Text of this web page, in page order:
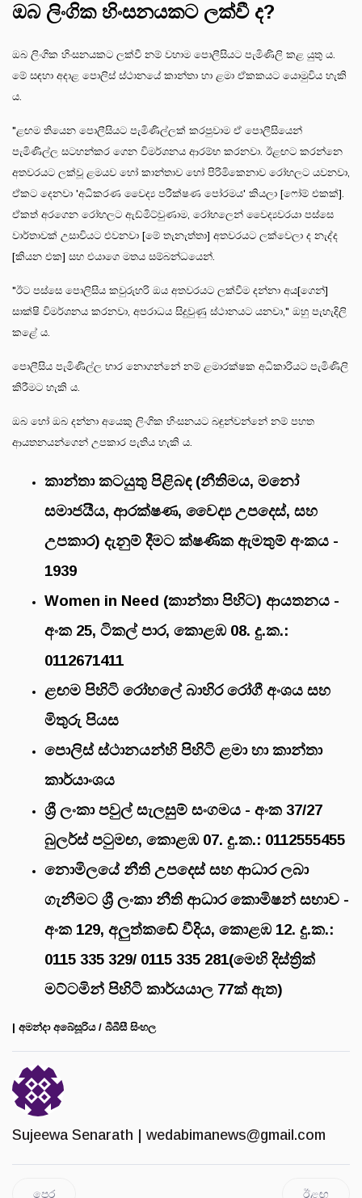
ඔබ ලිංගික හිංසනයකට ලක්වී ද?
ඔබ ලිංගික හිංසනයකට ලක්වී නම් වහාම පොලීසියට පැමිණිලි කළ යුතු ය.
මේ සඳහා අදාළ පොලිස් ස්ථානයේ කාන්තා හා ළමා ඒකකයට යොමුවිය හැකි
ය.
"ළඟම තියෙන පොලීසියට පැමිණිල්ලක් කරපුවාම ඒ පොලීසියෙන්
පැමිණිල්ල සටහන්කර ගෙන විමර්ශනය ආරම්භ කරනවා. ඊළඟට කරන්නෙ
අතවරයට ලක්වූ ළමයව හෝ කාන්තාව හෝ පිරිමිකෙනාව රෝහලට යවනවා,
ඒකට දෙනවා 'අධිකරණ වෛද්‍ය පරීක්ෂණ පෝරමය' කියලා [ෆෝම් එකක්].
ඒකත් අරගෙන රෝහලට ඇඩ්මිට්වුණාම, රෝහලෙන් වෛද්‍යවරයා පස්සෙ
වාර්තාවක් උසාවියට එවනවා [මේ තැනැත්තා] අතවරයට ලක්වෙලා ද නැද්ද
[කියන එක] සහ එයාගෙ මතය සම්බන්ධයෙන්.
"ඊට පස්සෙ පොලිසිය කවුරුහරි ඔය අතවරයට ලක්වීම දන්නා අය[ගෙන්]
සාක්ෂි විමර්ශනය කරනවා, අපරාධය සිදුවුණු ස්ථානයට යනවා," ඔහු පැහැදිලි
කළේ ය.
පොලීසිය පැමිණිල්ල භාර නොගන්නේ නම් ළමාරක්ෂක අධිකාරියට පැමිණිලි
කිරීමට හැකි ය.
ඔබ හෝ ඔබ දන්නා අයෙකු ලිංගික හිංසනයට බඳුන්වන්නේ නම් පහත
ආයතනයන්ගෙන් උපකාර පැතිය හැකි ය.
කාන්තා කටයුතු පිළිබඳ (නීතිමය, මනෝ
සමාජයීය, ආරක්ෂණ, වෛද්‍ය උපදෙස්, සහ
උපකාර) දැනුම් දීමට ක්ෂණික ඇමතුම් අංකය -
1939
Women in Need (කාන්තා පිහිට) ආයතනය -
අංක 25, ටිකල් පාර, කොළඹ 08. දු.ක.:
0112671411
ළඟම පිහිටි රෝහලේ බාහිර රෝගී අංශය සහ
මිතුරු පියස
පොලිස් ස්ථානයන්හි පිහිටි ළමා හා කාන්තා
කාර්යාංශය
ශ්‍රී ලංකා පවුල් සැලසුම් සංගමය - අංක 37/27
බුලර්ස් පටුමඟ, කොළඹ 07. දු.ක.: 0112555455
නොමිලයේ නීති උපදෙස් සහ ආධාර ලබා
ගැනීමට ශ්‍රී ලංකා නීති ආධාර කොමිෂන් සභාව -
අංක 129, අලුත්කඩේ වීදිය, කොළඹ 12. දු.ක.:
0115 335 329/ 0115 335 281(මෙහි දිස්ත්‍රික්
මට්ටමින් පිහිටි කාර්යයාල 77ක් ඇත)
| අමන්දා අබේසූරිය / බීබීසී සිංහල
Sujeewa Senarath | wedabimanews@gmail.com
පෙර ඊළඟ